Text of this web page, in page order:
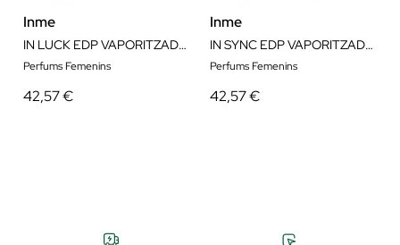
Inme
IN LUCK EDP VAPORITZADOR
Perfums Femenins
42,57 €
Inme
IN SYNC EDP VAPORITZADOR
Perfums Femenins
42,57 €